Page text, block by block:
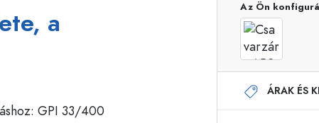
Estal-Palackok
Szórópalackok
Airless adagolók
Roll-on palackok
a
Az Ön
ÁRAK ÉS